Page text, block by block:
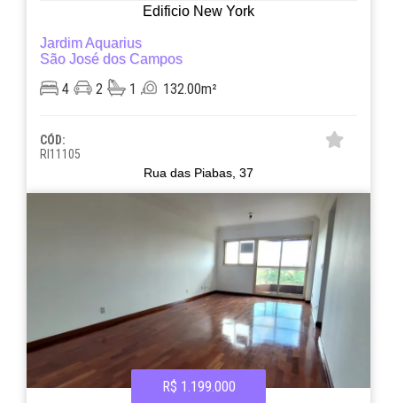
Edificio New York
Jardim Aquarius
São José dos Campos
4 2 1 132.00m²
CÓD:
RI11105
Rua das Piabas, 37
R$ 1.199.000